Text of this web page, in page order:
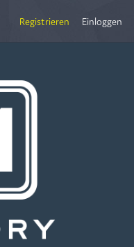
Registrieren Einloggen